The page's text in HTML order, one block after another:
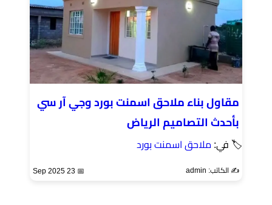
مقاول بناء ملاحق اسمنت بورد وجي آر سي
بأحدث التصاميم الرياض
🏷 في: ملاحق اسمنت بورد
✍️ الكاتب: admin 📅 23 Sep 2025